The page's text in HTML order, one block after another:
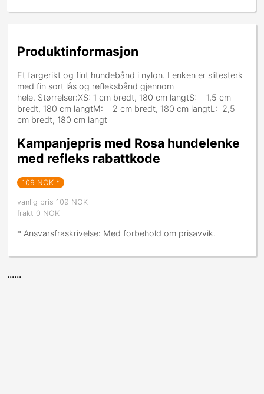
Produktinformasjon
Et fargerikt og fint hundebånd i nylon. Lenken er slitesterk
med fin sort lås og refleksbånd gjennom
hele. Størrelser:XS: 1 cm bredt, 180 cm langtS: 1,5 cm
bredt, 180 cm langtM: 2 cm bredt, 180 cm langtL: 2,5
cm bredt, 180 cm langt
Kampanjepris med Rosa hundelenke
med refleks rabattkode
109 NOK *
vanlig pris 109 NOK
frakt 0 NOK
* Ansvarsfraskrivelse: Med forbehold om prisavvik.
......